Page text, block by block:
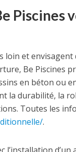
Piscines
et envisagent
Be Piscines
en béton ou
la durabilité, la
Toutes les
.